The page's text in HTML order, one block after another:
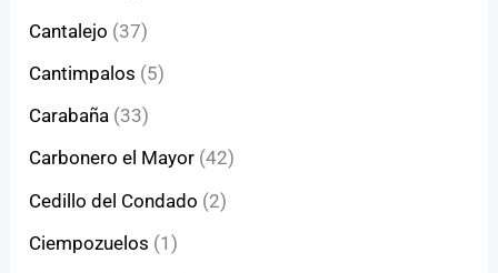
Cantalejo (37)
Cantimpalos (5)
Carabaña (33)
Carbonero el Mayor (42)
Cedillo del Condado (2)
Ciempozuelos (1)